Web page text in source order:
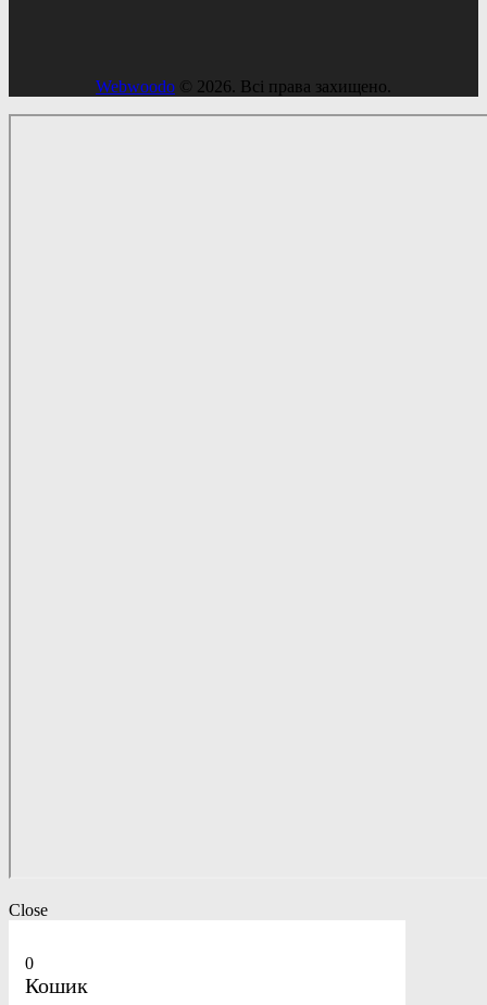
Webwoodo © 2026. Всі права захищено.
Close
0
Кошик